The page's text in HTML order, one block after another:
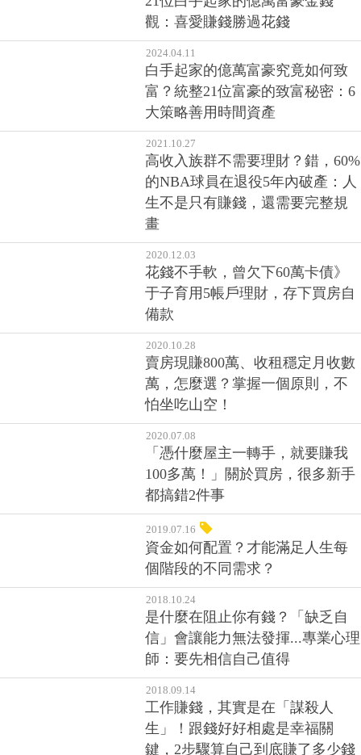
賺錢與花錢你比較愛哪個？統整
21位白手起家的億萬富豪金錢
觀：喜愛賺錢勝過花錢
2024.04.11
白手起家的億萬富豪究竟如何致
富？統整21位富豪的致富秘密：6
大策略善用時間資產
2021.10.27
高收入族群不需要理財？錯，60%
的NBA球員在退役5年內破產：人
生不是只有賺錢，還需要完整規
畫
2020.12.03
花錢不手軟，曾欠下60萬卡債》
于子育用5帳戶理財，存下買房自
備款
2020.10.28
賣房現賺800萬、收租穩定月收數
萬，怎麼選？掌握一個原則，不
怕坐吃山空！
2020.07.08
「憑什麼屋主一轉手，就要賺我
100多萬！」關於買房，很多新手
都搞錯2件事
2019.07.16
資金如何配置？才能滿足人生每
個階段的不同需求？
2018.10.24
是什麼在阻止你有錢？「缺乏自
信」會讓能力無法發揮...專業心理
師：要先相信自己值得
2018.09.14